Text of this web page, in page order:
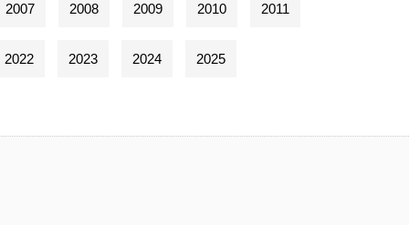
2007 2008 2009 2010 2011
2022 2023 2024 2025